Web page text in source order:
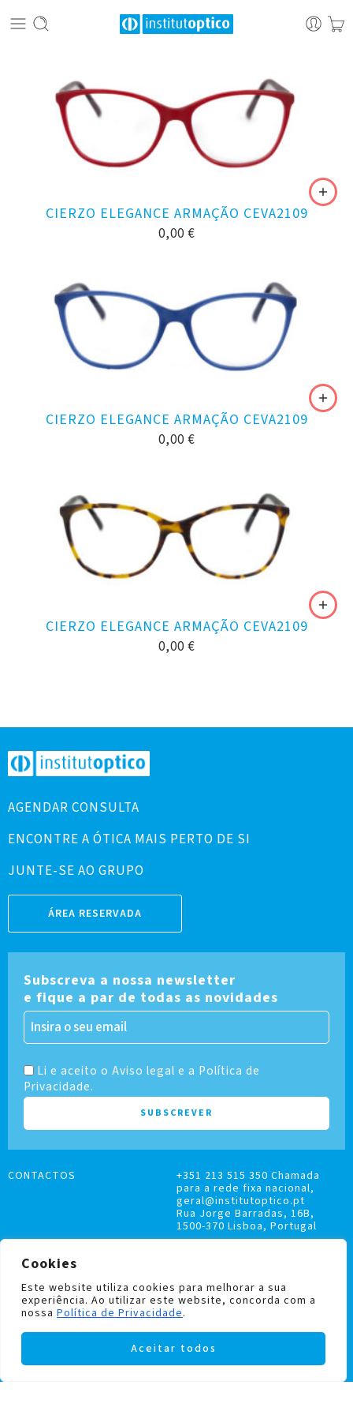
Cookies
Este website utiliza cookies para melhorar a sua
experiência. Ao utilizar este website, concorda com a
nossa Política de Privacidade.
Aceitar todos
CIERZO ELEGANCE ARMAÇÃO CEVA2109
0,00 €
CIERZO ELEGANCE ARMAÇÃO CEVA2109
0,00 €
CIERZO ELEGANCE ARMAÇÃO CEVA2109
0,00 €
AGENDAR CONSULTA
ENCONTRE A ÓTICA MAIS PERTO DE SI
JUNTE-SE AO GRUPO
ÁREA RESERVADA
Subscreva a nossa newsletter
e fique a par de todas as novidades
Li e aceito o Aviso legal e a Política de
Privacidade.
LIVRO DE RECLAMAÇÕES
POLÍTICA DE PRIVACIDADE E COOKIES
CONTACTOS
+351 213 515 350 Chamada
para a rede fixa nacional,
geral@institutoptico.pt
Rua Jorge Barradas, 16B,
1500-370 Lisboa, Portugal